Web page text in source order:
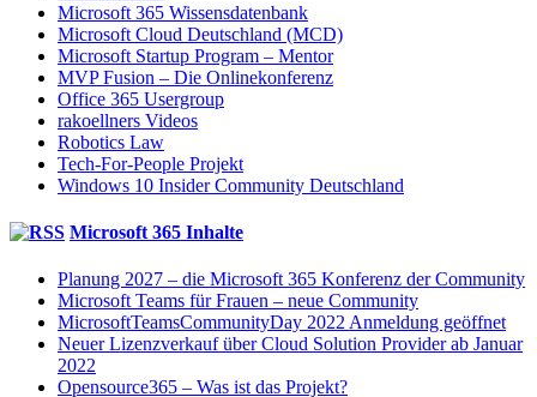
Microsoft 365 Wissensdatenbank
Microsoft Cloud Deutschland (MCD)
Microsoft Startup Program – Mentor
MVP Fusion – Die Onlinekonferenz
Office 365 Usergroup
rakoellners Videos
Robotics Law
Tech-For-People Projekt
Windows 10 Insider Community Deutschland
Microsoft 365 Inhalte
Planung 2027 – die Microsoft 365 Konferenz der Community
Microsoft Teams für Frauen – neue Community
MicrosoftTeamsCommunityDay 2022 Anmeldung geöffnet
Neuer Lizenzverkauf über Cloud Solution Provider ab Januar
2022
Opensource365 – Was ist das Projekt?